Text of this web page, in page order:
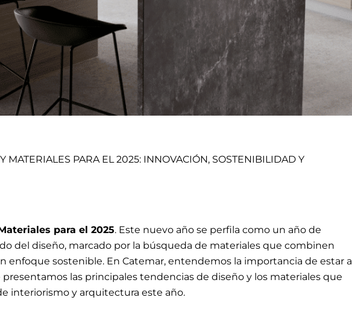
MATERIALES PARA EL 2025: INNOVACIÓN, SOSTENIBILIDAD Y
para el 2025. Este nuevo año se perfila como un año de
del diseño, marcado por la búsqueda de materiales que combinen
enfoque sostenible. En Catemar, entendemos la importancia de estar a
presentamos las principales tendencias de diseño y los materiales que
interiorismo y arquitectura este año.